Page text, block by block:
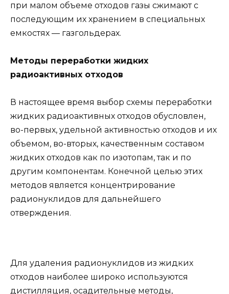
при малом объеме отходов газы сжимают с
последующим их хранением в специальных
емкостях — газгольдерах.
Методы переработки жидких
радиоактивных отходов
В настоящее время выбор схемы переработки
жидких радиоактивных отходов обусловлен,
во-первых, удельной активностью отходов и их
объемом, во-вторых, качественным составом
жидких отходов как по изотопам, так и по
другим компонентам. Конечной целью этих
методов является концентрирование
радионуклидов для дальнейшего
отверждения.
Для удаления радионуклидов из жидких
отходов наиболее широко используются
дистилляция, осадительные методы,